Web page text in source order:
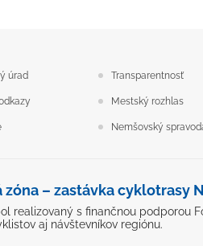
úrad Transparentnosť
Mestský rozhlas
Nemšovský
– zastávka cyklotrasy
realizovaný s finančnou podporou
aj návštevníkov regiónu.